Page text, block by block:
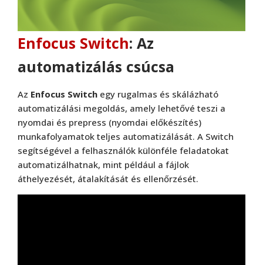
Enfocus Switch: Az
automatizálás csúcsa
Az Enfocus Switch egy rugalmas és skálázható
automatizálási megoldás, amely lehetővé teszi a
nyomdai és prepress (nyomdai előkészítés)
munkafolyamatok teljes automatizálását. A Switch
segítségével a felhasználók különféle feladatokat
automatizálhatnak, mint például a fájlok
áthelyezését, átalakítását és ellenőrzését.